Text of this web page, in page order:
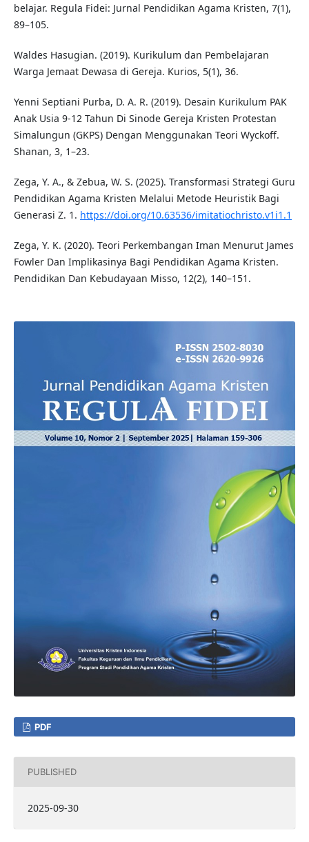
belajar. Regula Fidei: Jurnal Pendidikan Agama Kristen, 7(1),
89–105.
Waldes Hasugian. (2019). Kurikulum dan Pembelajaran
Warga Jemaat Dewasa di Gereja. Kurios, 5(1), 36.
Yenni Septiani Purba, D. A. R. (2019). Desain Kurikulum PAK
Anak Usia 9-12 Tahun Di Sinode Gereja Kristen Protestan
Simalungun (GKPS) Dengan Menggunakan Teori Wyckoff.
Shanan, 3, 1–23.
Zega, Y. A., & Zebua, W. S. (2025). Transformasi Strategi Guru
Pendidikan Agama Kristen Melalui Metode Heuristik Bagi
Generasi Z. 1. https://doi.org/10.63536/imitatiochristo.v1i1.1
Zega, Y. K. (2020). Teori Perkembangan Iman Menurut James
Fowler Dan Implikasinya Bagi Pendidikan Agama Kristen.
Pendidikan Dan Kebudayaan Misso, 12(2), 140–151.
PDF
PUBLISHED
2025-09-30